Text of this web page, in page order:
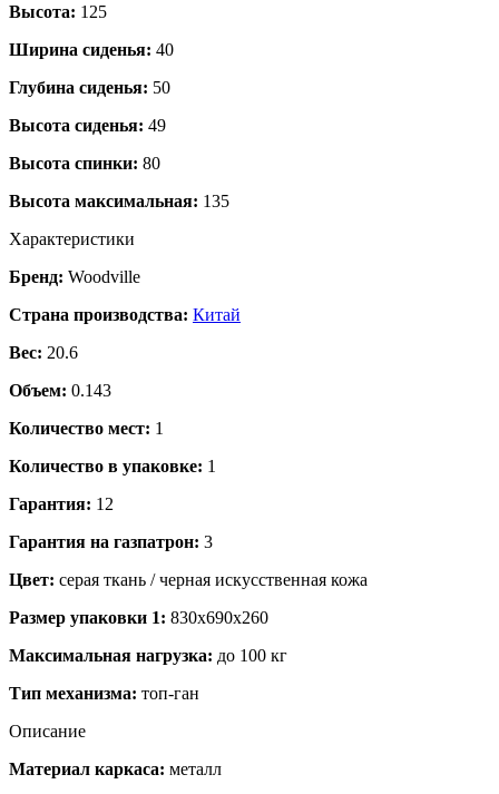
Высота: 125
Ширина сиденья: 40
Глубина сиденья: 50
Высота сиденья: 49
Высота спинки: 80
Высота максимальная: 135
Характеристики
Бренд: Woodville
Страна производства: Китай
Вес: 20.6
Объем: 0.143
Количество мест: 1
Количество в упаковке: 1
Гарантия: 12
Гарантия на газпатрон: 3
Цвет: серая ткань / черная искусственная кожа
Размер упаковки 1: 830x690x260
Максимальная нагрузка: до 100 кг
Тип механизма: топ-ган
Описание
Материал каркаса: металл